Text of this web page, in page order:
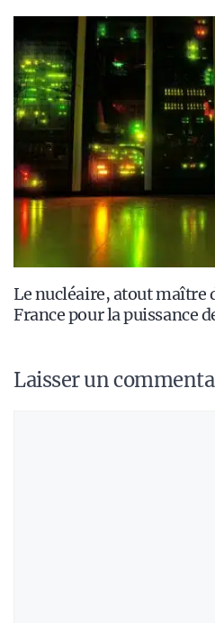
Le nucléaire, atout maître
France pour la puissance
Laisser un